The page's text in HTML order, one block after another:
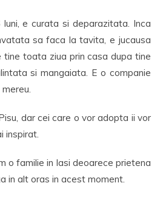
e curata si deparazitata. Inca
sa faca la tavita, e jucausa
toata ziua prin casa dupa tine
si mangaiata. E o companie
dar cei care o vor adopta ii vor
inspirat.
o familie in Iasi deoarece prietena
in alt oras in acest moment.